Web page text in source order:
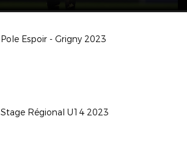
Pole Espoir - Grigny 2023
Stage Régional U14 2023